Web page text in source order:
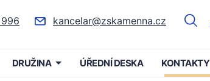
kancelar@zskamenna.cz
DRUŽINA ÚŘEDNÍ DESKA KONTAKTY